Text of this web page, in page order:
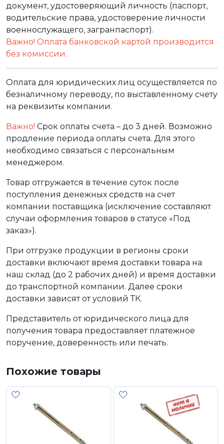
документ, удостоверяющий личность (паспорт,
водительские права, удостоверение личности
военнослужащего, загранпаспорт).
Важно! Оплата банковской картой производится
без комиссии.
Оплата для юридических лиц осуществляется по
безналичному переводу, по выставленному счету
на реквизиты компании.
Важно! Срок оплаты счета – до 3 дней. Возможно
продление периода оплаты счета. Для этого
необходимо связаться с персональным
менеджером.
Товар отгружается в течение суток после
поступления денежных средств на счет
компании поставщика (исключение составляют
случаи оформления товаров в статусе «Под
заказ»).
При отгрузке продукции в регионы сроки
доставки включают время доставки товара на
наш склад (до 2 рабочих дней) и время доставки
до транспортной компании. Далее сроки
доставки зависят от условий ТК.
Представитель от юридического лица для
получения товара предоставляет платежное
поручение, доверенность или печать.
Похожие товары